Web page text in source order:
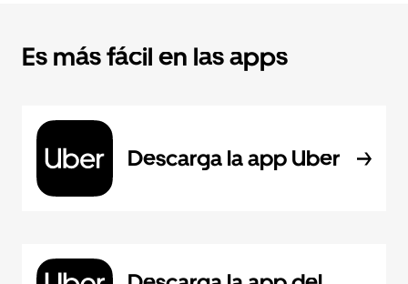
Es más fácil en las apps
Descarga la app Uber